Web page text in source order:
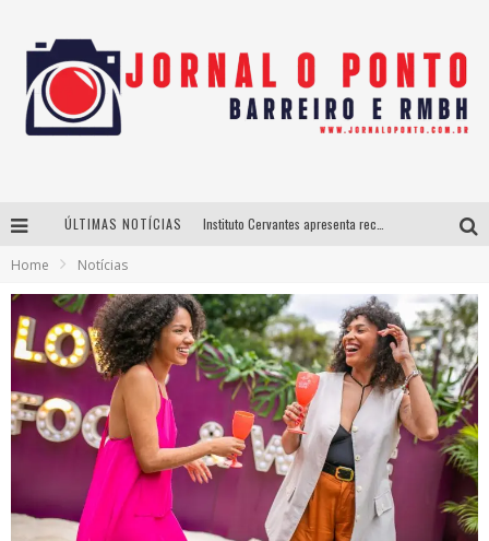
ÚLTIMAS NOTÍCIAS
BH recebe nesta quinta-feira lançamento do jogo “Coleta Seletiva” com roda de conversa entre agentes da sustentabilidade
Projeta Cultura abre inscrições gratuitas em São João del-Rei para oficinas de elaboração de projetos culturais e inteligência artificial
Home Notícias